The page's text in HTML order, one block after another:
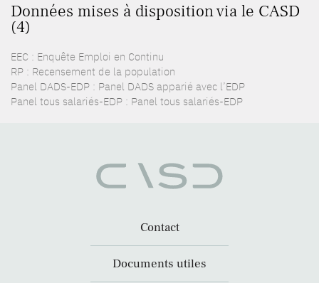
Données mises à disposition via le CASD
(4)
EEC : Enquête Emploi en Continu
RP : Recensement de la population
Panel DADS-EDP : Panel DADS apparié avec l’EDP
Panel tous salariés-EDP : Panel tous salariés-EDP
Contact
Documents utiles